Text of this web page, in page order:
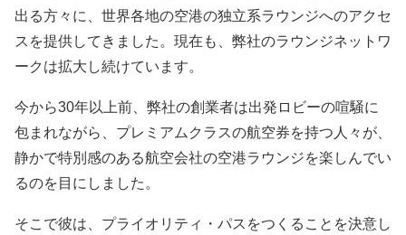
出る方々に、世界各地の空港の独立系ラウンジへのアクセ
スを提供してきました。現在も、弊社のラウンジネットワ
ークは拡大し続けています。
今から30年以上前、弊社の創業者は出発ロビーの喧騒に
包まれながら、プレミアムクラスの航空券を持つ人々が、
静かで特別感のある航空会社の空港ラウンジを楽しんでい
るのを目にしました。
そこで彼は、プライオリティ・パスをつくることを決意し